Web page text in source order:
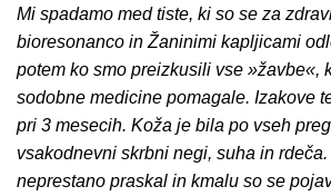
Mi spadamo med tiste, ki so se za
bioresonanco in Žaninimi kapljicami
potem ko smo preizkusili vse »žavbe«,
sodobne medicine pomagale. Izakove
pri 3 mesecih. Koža je bila po vseh
vsakodnevni skrbni negi, suha in
neprestano praskal in kmalu so se